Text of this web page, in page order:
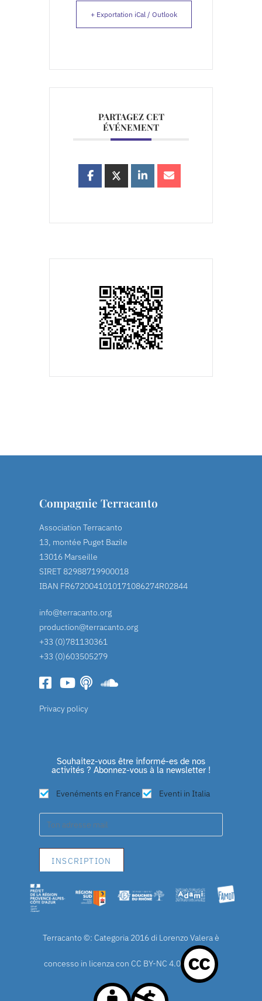
+ Exportation iCal / Outlook
PARTAGEZ CET
ÉVÉNEMENT
Compagnie Terracanto
Association Terracanto
13, montée Puget Bazile
13016 Marseille
SIRET 82988719900018
IBAN FR6720041010171086274R02844
info@terracanto.org
production@terracanto.org
+33 (0)781130361
+33 (0)603505279
Privacy policy
Souhaitez-vous être informé-es de nos
activités ? Abonnez-vous à la newsletter !
Evenéments en France Eventi in Italia
Terracanto ©: Categoria 2016 di Lorenzo Valera è
concesso in licenza con CC BY-NC 4.0